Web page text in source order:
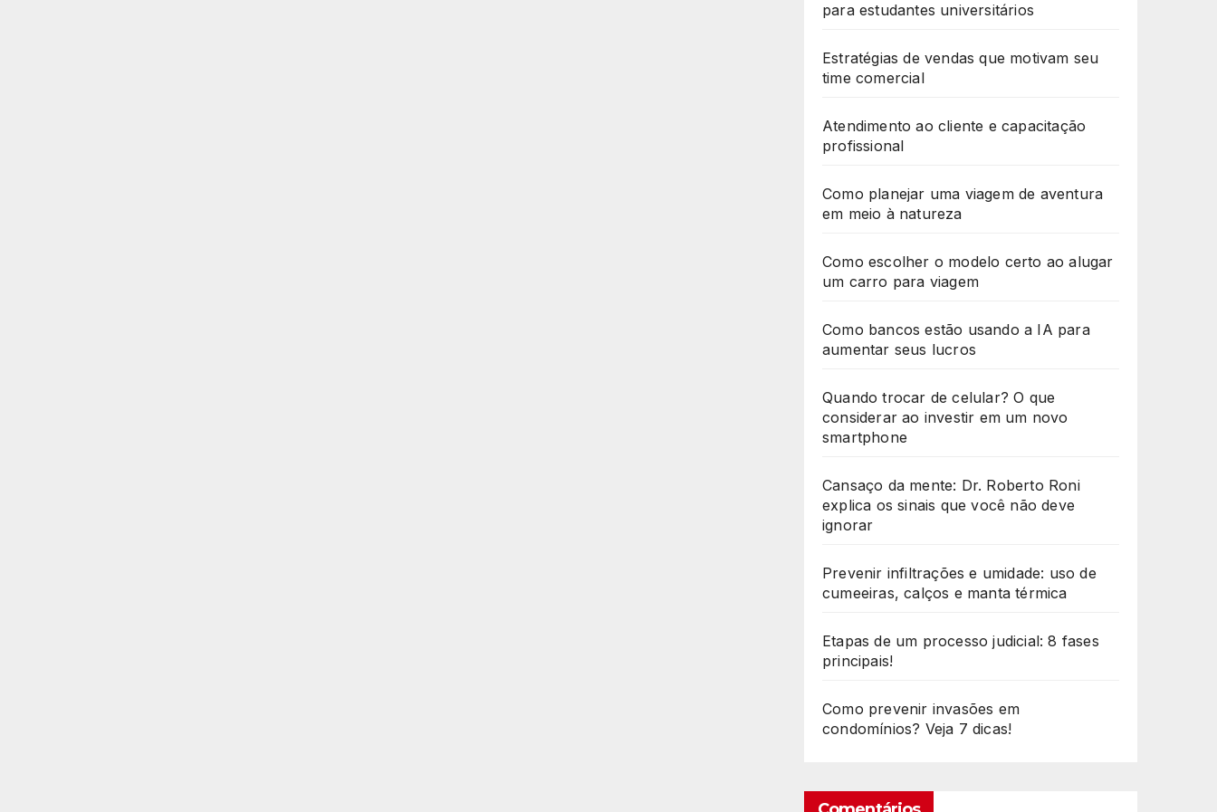
para estudantes universitários
Estratégias de vendas que motivam seu
time comercial
Atendimento ao cliente e capacitação
profissional
Como planejar uma viagem de aventura
em meio à natureza
Como escolher o modelo certo ao alugar
um carro para viagem
Como bancos estão usando a IA para
aumentar seus lucros
Quando trocar de celular? O que
considerar ao investir em um novo
smartphone
Cansaço da mente: Dr. Roberto Roni
explica os sinais que você não deve
ignorar
Prevenir infiltrações e umidade: uso de
cumeeiras, calços e manta térmica
Etapas de um processo judicial: 8 fases
principais!
Como prevenir invasões em
condomínios? Veja 7 dicas!